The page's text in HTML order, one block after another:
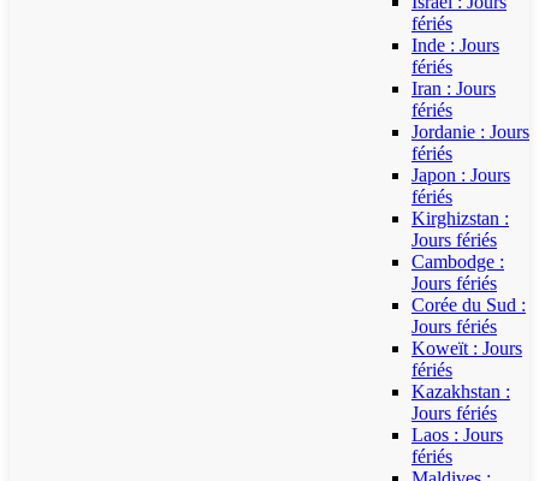
fériés
Inde : Jours
fériés
Iran : Jours
fériés
Jordanie : Jours
fériés
Japon : Jours
fériés
Kirghizstan :
Jours fériés
Cambodge :
Jours fériés
Corée du Sud :
Jours fériés
Koweït : Jours
fériés
Kazakhstan :
Jours fériés
Laos : Jours
fériés